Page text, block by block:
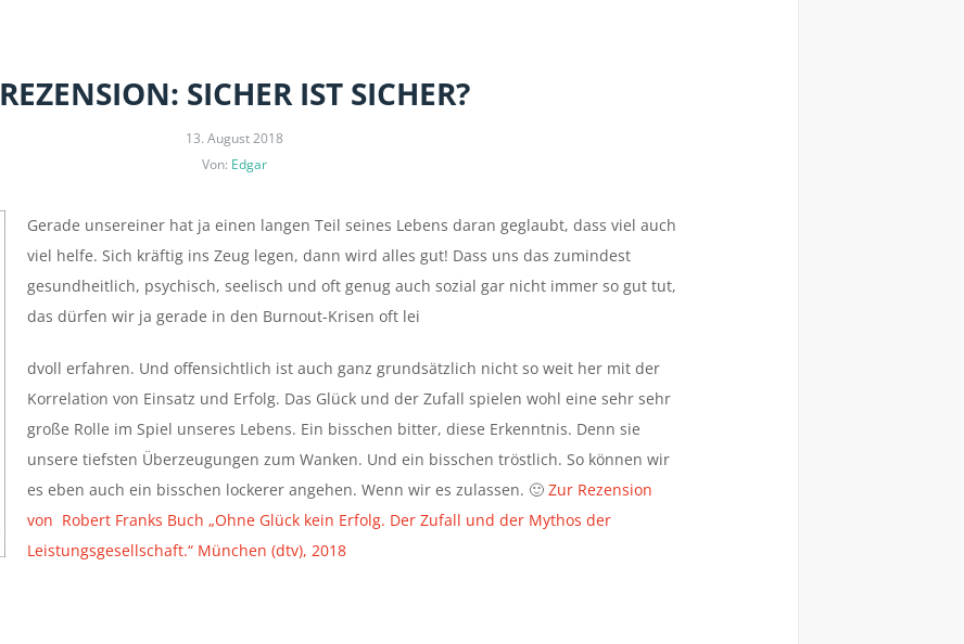
REZENSION: SICHER IST SICHER?
13. August 2018
Von: Edgar
Gerade unsereiner hat ja einen langen Teil seines Lebens daran geglaubt, dass viel auch
viel helfe. Sich kräftig ins Zeug legen, dann wird alles gut! Dass uns das zumindest
gesundheitlich, psychisch, seelisch und oft genug auch sozial gar nicht immer so gut tut,
das dürfen wir ja gerade in den Burnout-Krisen oft lei
dvoll erfahren. Und offensichtlich ist auch ganz grundsätzlich nicht so weit her mit der
Korrelation von Einsatz und Erfolg. Das Glück und der Zufall spielen wohl eine sehr sehr
große Rolle im Spiel unseres Lebens. Ein bisschen bitter, diese Erkenntnis. Denn sie
unsere tiefsten Überzeugungen zum Wanken. Und ein bisschen tröstlich. So können wir
es eben auch ein bisschen lockerer angehen. Wenn wir es zulassen. 🙂Zur Rezension
von Robert Franks Buch „Ohne Glück kein Erfolg. Der Zufall und der Mythos der
Leistungsgesellschaft.“ München (dtv), 2018